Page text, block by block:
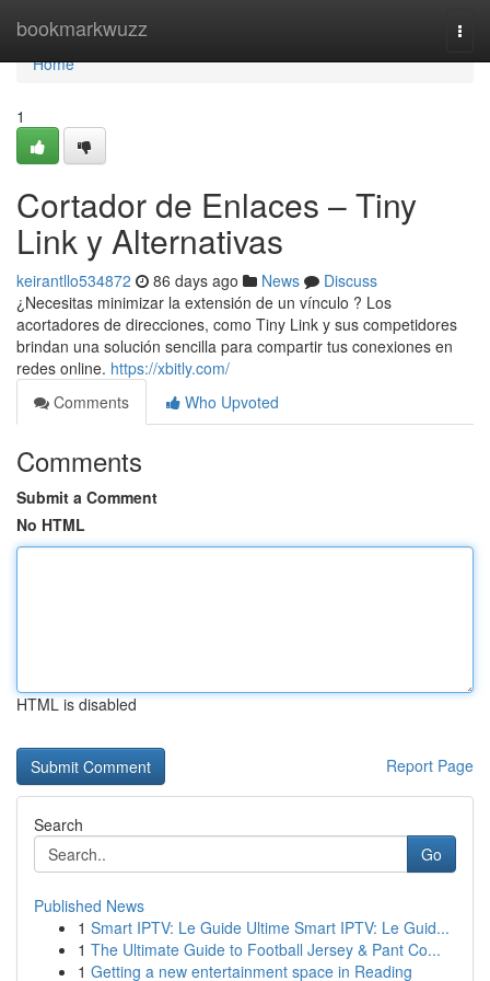
bookmarkwuzz
Home
Home
1
Cortador de Enlaces – Tiny
Link y Alternativas
keirantllo534872 86 days ago News
Discuss
¿Necesitas minimizar la extensión de un vínculo ? Los
acortadores de direcciones, como Tiny Link y sus competidores
brindan una solución sencilla para compartir tus conexiones en
redes online. https://xbitly.com/
Comments
Who Upvoted
Comments
Submit a Comment
No HTML
HTML is disabled
Report Page
Search
Go
Published News
1 Smart IPTV: Le Guide Ultime Smart IPTV: Le Guid...
1 The Ultimate Guide to Football Jersey & Pant Co...
1 Getting a new entertainment space in Reading